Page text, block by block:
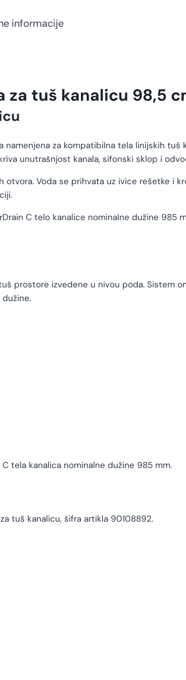
informacije
za tuš kanalicu 98,5
za kompatibilna tela linijskih tuš
unutrašnjost kanala, sifonski sklop i
Voda se prihvata uz ivice rešetke i
C telo kanalice nominalne dužine 985
prostore izvedene u nivou poda. Sistem
tela kanalica nominalne dužine 985 mm.
tuš kanalicu, šifra artikla 90108892.